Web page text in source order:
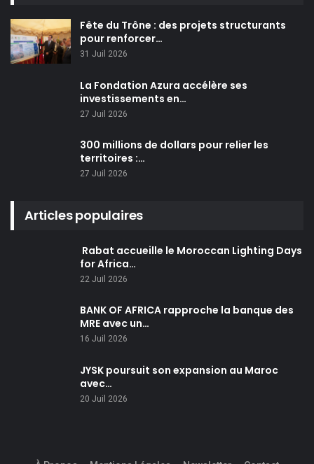
Fête du Trône : des projets structurants
pour renforcer…
31 Juil 2026
La Fondation Azura accélère ses
investissements en…
27 Juil 2026
300 millions de dollars pour relier les
territoires :…
27 Juil 2026
Articles populaires
Rabat accueille le Moroccan Lighting Days
for Africa…
22 Juil 2026
BANK OF AFRICA rapproche la banque des
MRE avec un…
16 Juil 2026
JYSK poursuit son expansion au Maroc
avec…
20 Juil 2026